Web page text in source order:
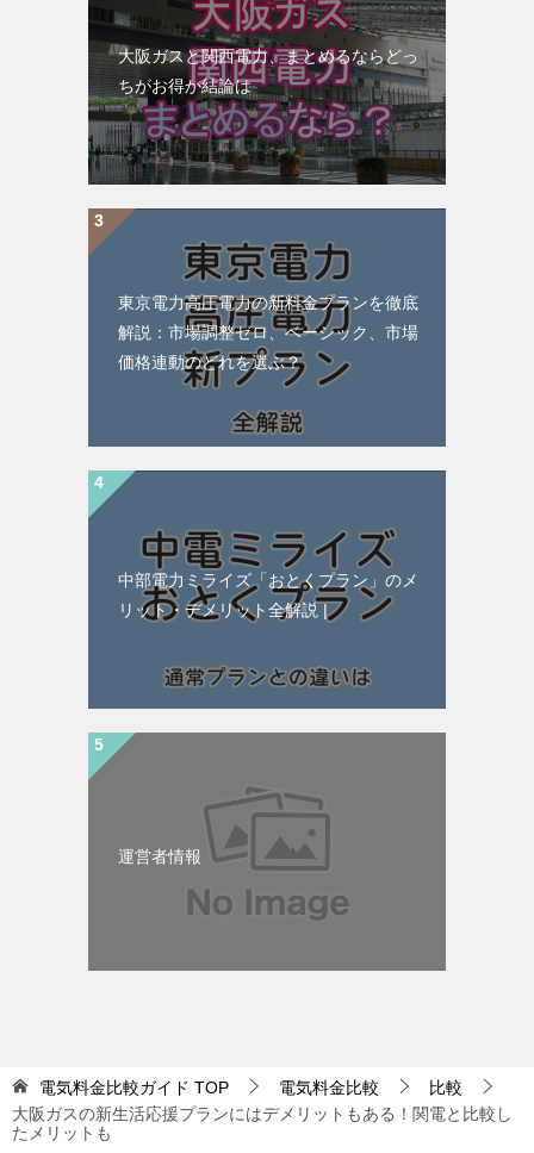
大阪ガスと関西電力、まとめるならどっ
ちがお得か結論は
東京電力高圧電力の新料金プランを徹底
解説：市場調整ゼロ、ベーシック、市場
価格連動のどれを選ぶ？
中部電力ミライズ「おとくプラン」のメ
リット・デメリット全解説 |
運営者情報
電気料金比較ガイド TOP 電気料金比較
比較
大阪ガスの新生活応援プランにはデメリットもある！関電と比較し
たメリットも